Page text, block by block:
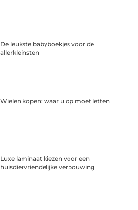
De leukste babyboekjes voor de
allerkleinsten
Wielen kopen: waar u op moet letten
Luxe laminaat kiezen voor een
huisdiervriendelijke verbouwing